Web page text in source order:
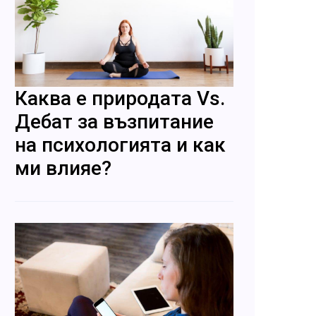
Каква е природата Vs.
Дебат за възпитание
на психологията и как
ми влияе?